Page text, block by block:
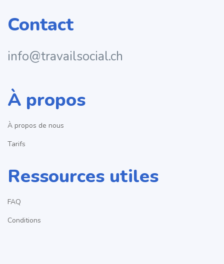
Contact
info@travailsocial.ch
À propos
À propos de nous
Tarifs
Ressources utiles
FAQ
Conditions